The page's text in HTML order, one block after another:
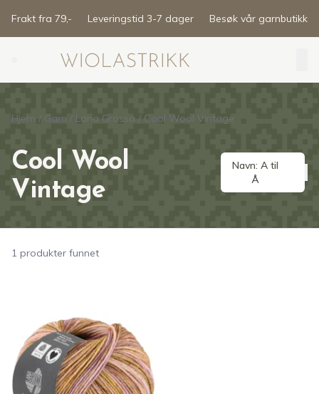
Frakt fra 79,- Leveringstid 3-7 dager Besøk vår garnbutikk
Search (⌘K)
Hjem / Garn / Lana Grossa / Cool Wool Vintage
Cool Wool
Vintage
Navn: A til
Å
1 produkter funnet